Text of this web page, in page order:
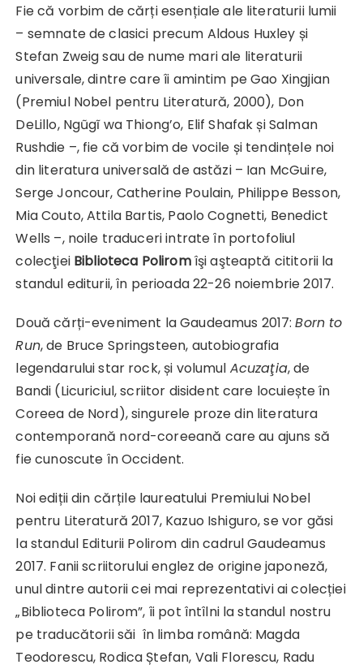
Fie că vorbim de cărți esențiale ale literaturii lumii
– semnate de clasici precum Aldous Huxley și
Stefan Zweig sau de nume mari ale literaturii
universale, dintre care îi amintim pe Gao Xingjian
(Premiul Nobel pentru Literatură, 2000), Don
DeLillo, Ngũgĩ wa Thiong’o, Elif Shafak și Salman
Rushdie –, fie că vorbim de vocile și tendințele noi
din literatura universală de astăzi – Ian McGuire,
Serge Joncour, Catherine Poulain, Philippe Besson,
Mia Couto, Attila Bartis, Paolo Cognetti, Benedict
Wells –, noile traduceri intrate în portofoliul
colecţiei Biblioteca Poliromîşi aşteaptă cititorii la
standul editurii, în perioada 22-26 noiembrie 2017.
Două cărți-eveniment la Gaudeamus 2017:Born to
Run, de Bruce Springsteen, autobiografia
legendarului star rock, și volumul Acuzaţia, de
Bandi (Licuriciul, scriitor disident care locuiește în
Coreea de Nord), singurele proze din literatura
contemporană nord-coreeană care au ajuns să
fie cunoscute în Occident.
Noi ediții din cărțile laureatului Premiului Nobel
pentru Literatură 2017, Kazuo Ishiguro, se vor găsi
la standul Editurii Polirom din cadrul Gaudeamus
2017. Fanii scriitorului englez de origine japoneză,
unul dintre autorii cei mai reprezentativi ai colecției
„Biblioteca Polirom”, îi pot întîlni la standul nostru
pe traducătorii săi în limba română: Magda
Teodorescu, Rodica Ștefan, Vali Florescu, Radu